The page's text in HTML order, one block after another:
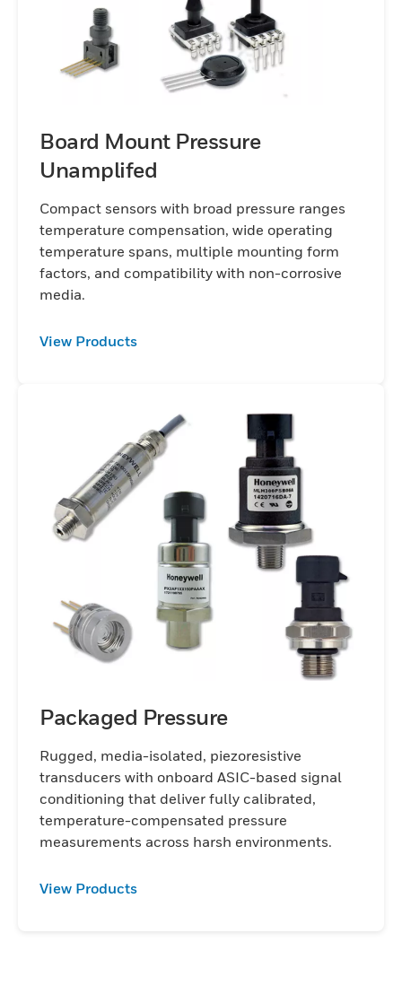
Board Mount Pressure
Unamplifed
Compact sensors with broad pressure ranges
temperature compensation, wide operating
temperature spans, multiple mounting form
factors, and compatibility with non-corrosive
media.
View Products
Packaged Pressure
Rugged, media-isolated, piezoresistive
transducers with onboard ASIC-based signal
conditioning that deliver fully calibrated,
temperature-compensated pressure
measurements across harsh environments.
View Products